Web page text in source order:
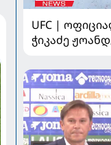
UFC |
ჭიკაძე